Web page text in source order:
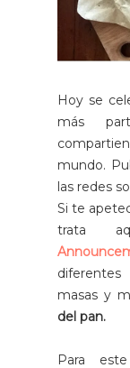
Hoy se
más
mundo.
las redes
Si te
trata
masas y
del pan.
Para